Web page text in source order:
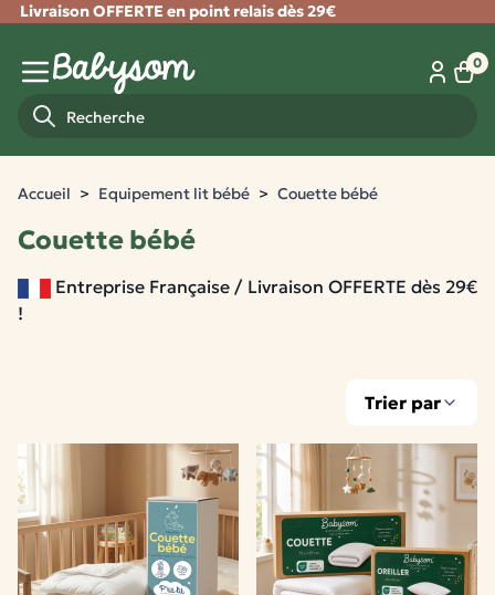
Livraison OFFERTE en point relais dès 29€
Fermer
Menu mobile
0
Accueil Equipement lit bébé Couette bébé
Couette bébé
Entreprise Française / Livraison OFFERTE dès 29€
!
Trier par